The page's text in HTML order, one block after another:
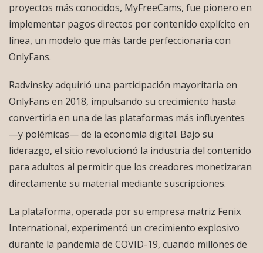
proyectos más conocidos, MyFreeCams, fue pionero en
implementar pagos directos por contenido explícito en
línea, un modelo que más tarde perfeccionaría con
OnlyFans.
Radvinsky adquirió una participación mayoritaria en
OnlyFans en 2018, impulsando su crecimiento hasta
convertirla en una de las plataformas más influyentes
—y polémicas— de la economía digital. Bajo su
liderazgo, el sitio revolucionó la industria del contenido
para adultos al permitir que los creadores monetizaran
directamente su material mediante suscripciones.
La plataforma, operada por su empresa matriz Fenix
International, experimentó un crecimiento explosivo
durante la pandemia de COVID-19, cuando millones de